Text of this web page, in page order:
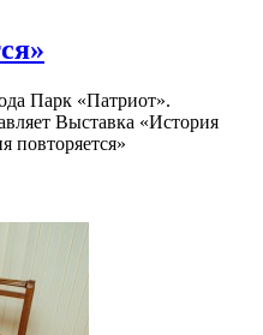
Парк «Патриот».
Выставка «История
повторяется»